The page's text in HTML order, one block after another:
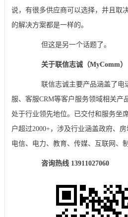
说，有很多供应商可以选择，并且取
的解决方案都是一样的。
但这是另一个话题了。
关于联信志诚（MyComm）
联信志诚主要产品涵盖了电
服、客服CRM等客户服务领域相关产
处于行业领先地位。已交付和服务坐
户超过2000+，涉及行业涵盖政府、
电信、电力、教育、传媒、互联网、
咨询热线 13911027060